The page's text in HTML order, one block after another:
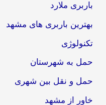
باربری ملارد
بهترین باربری های مشهد
تکنولوژی
حمل به شهرستان
حمل و نقل بین شهری
خاور از مشهد